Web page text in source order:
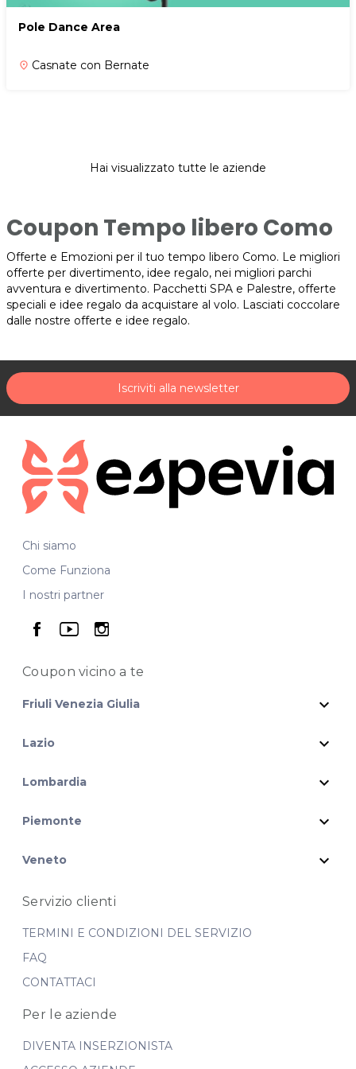
Pole Dance Area
place Casnate con Bernate
Hai visualizzato tutte le aziende
Coupon Tempo libero Como
Offerte e Emozioni per il tuo tempo libero Como. Le migliori
offerte per divertimento, idee regalo, nei migliori parchi
avventura e divertimento. Pacchetti SPA e Palestre, offerte
speciali e idee regalo da acquistare al volo. Lasciati coccolare
dalle nostre offerte e idee regalo.
Iscriviti alla newsletter
Chi siamo
Come Funziona
I nostri partner
seguici su facebook
seguici su youtube
seguici su instagram
Coupon vicinoa te
Friuli Venezia Giulia expand_more
Lazio expand_more
Lombardia expand_more
Piemonte expand_more
Veneto expand_more
Servizio clienti
TERMINI E CONDIZIONI DEL SERVIZIO
FAQ
CONTATTACI
Per le aziende
DIVENTA INSERZIONISTA